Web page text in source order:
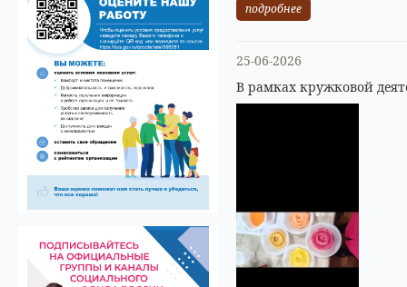
подробнее
25-06-2026
В рамках кружковой